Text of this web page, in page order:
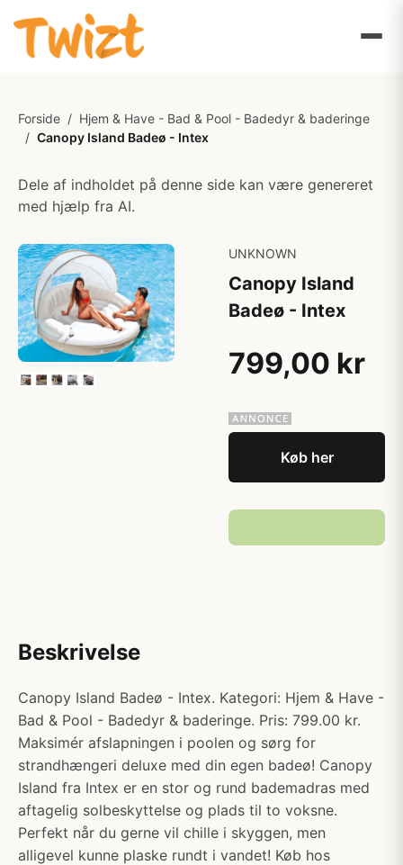
Forside / Hjem & Have - Bad & Pool - Badedyr & baderinge
/ Canopy Island Badeø - Intex
Dele af indholdet på denne side kan være genereret
med hjælp fra AI.
UNKNOWN
Canopy Island
Badeø - Intex
799,00 kr
Køb her
Beskrivelse
Canopy Island Badeø - Intex. Kategori: Hjem & Have -
Bad & Pool - Badedyr & baderinge. Pris: 799.00 kr.
Maksimér afslapningen i poolen og sørg for
strandhængeri deluxe med din egen badeø! Canopy
Island fra Intex er en stor og rund bademadras med
aftagelig solbeskyttelse og plads til to voksne.
Perfekt når du gerne vil chille i skyggen, men
alligevel kunne plaske rundt i vandet! Køb hos